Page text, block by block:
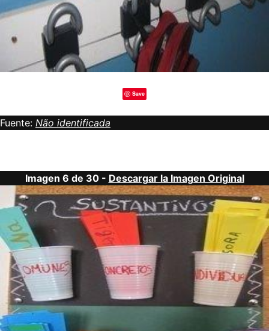
Save
Fuente: Não identificada
Imagen 6 de 30 - Descargar la Imagen Original